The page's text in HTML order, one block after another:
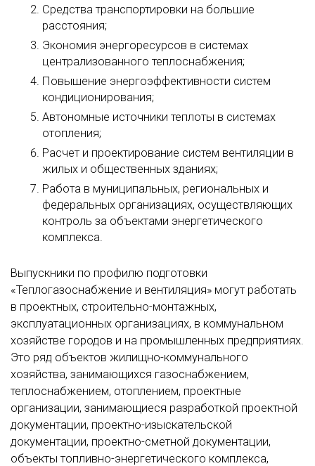
Средства транспортировки на большие
расстояния;
Экономия энергоресурсов в системах
централизованного теплоснабжения;
Повышение энергоэффективности систем
кондиционирования;
Автономные источники теплоты в системах
отопления;
Расчет и проектирование систем вентиляции в
жилых и общественных зданиях;
Работа в муниципальных, региональных и
федеральных организациях, осуществляющих
контроль за объектами энергетического
комплекса.
Выпускники по профилю подготовки
«Теплогазоснабжение и вентиляция» могут работать
в проектных, строительно-монтажных,
эксплуатационных организациях, в коммунальном
хозяйстве городов и на промышленных предприятиях.
Это ряд объектов жилищно-коммунального
хозяйства, занимающихся газоснабжением,
теплоснабжением, отоплением, проектные
организации, занимающиеся разработкой проектной
документации, проектно-изыскательской
документации, проектно-сметной документации,
объекты топливно-энергетического комплекса,